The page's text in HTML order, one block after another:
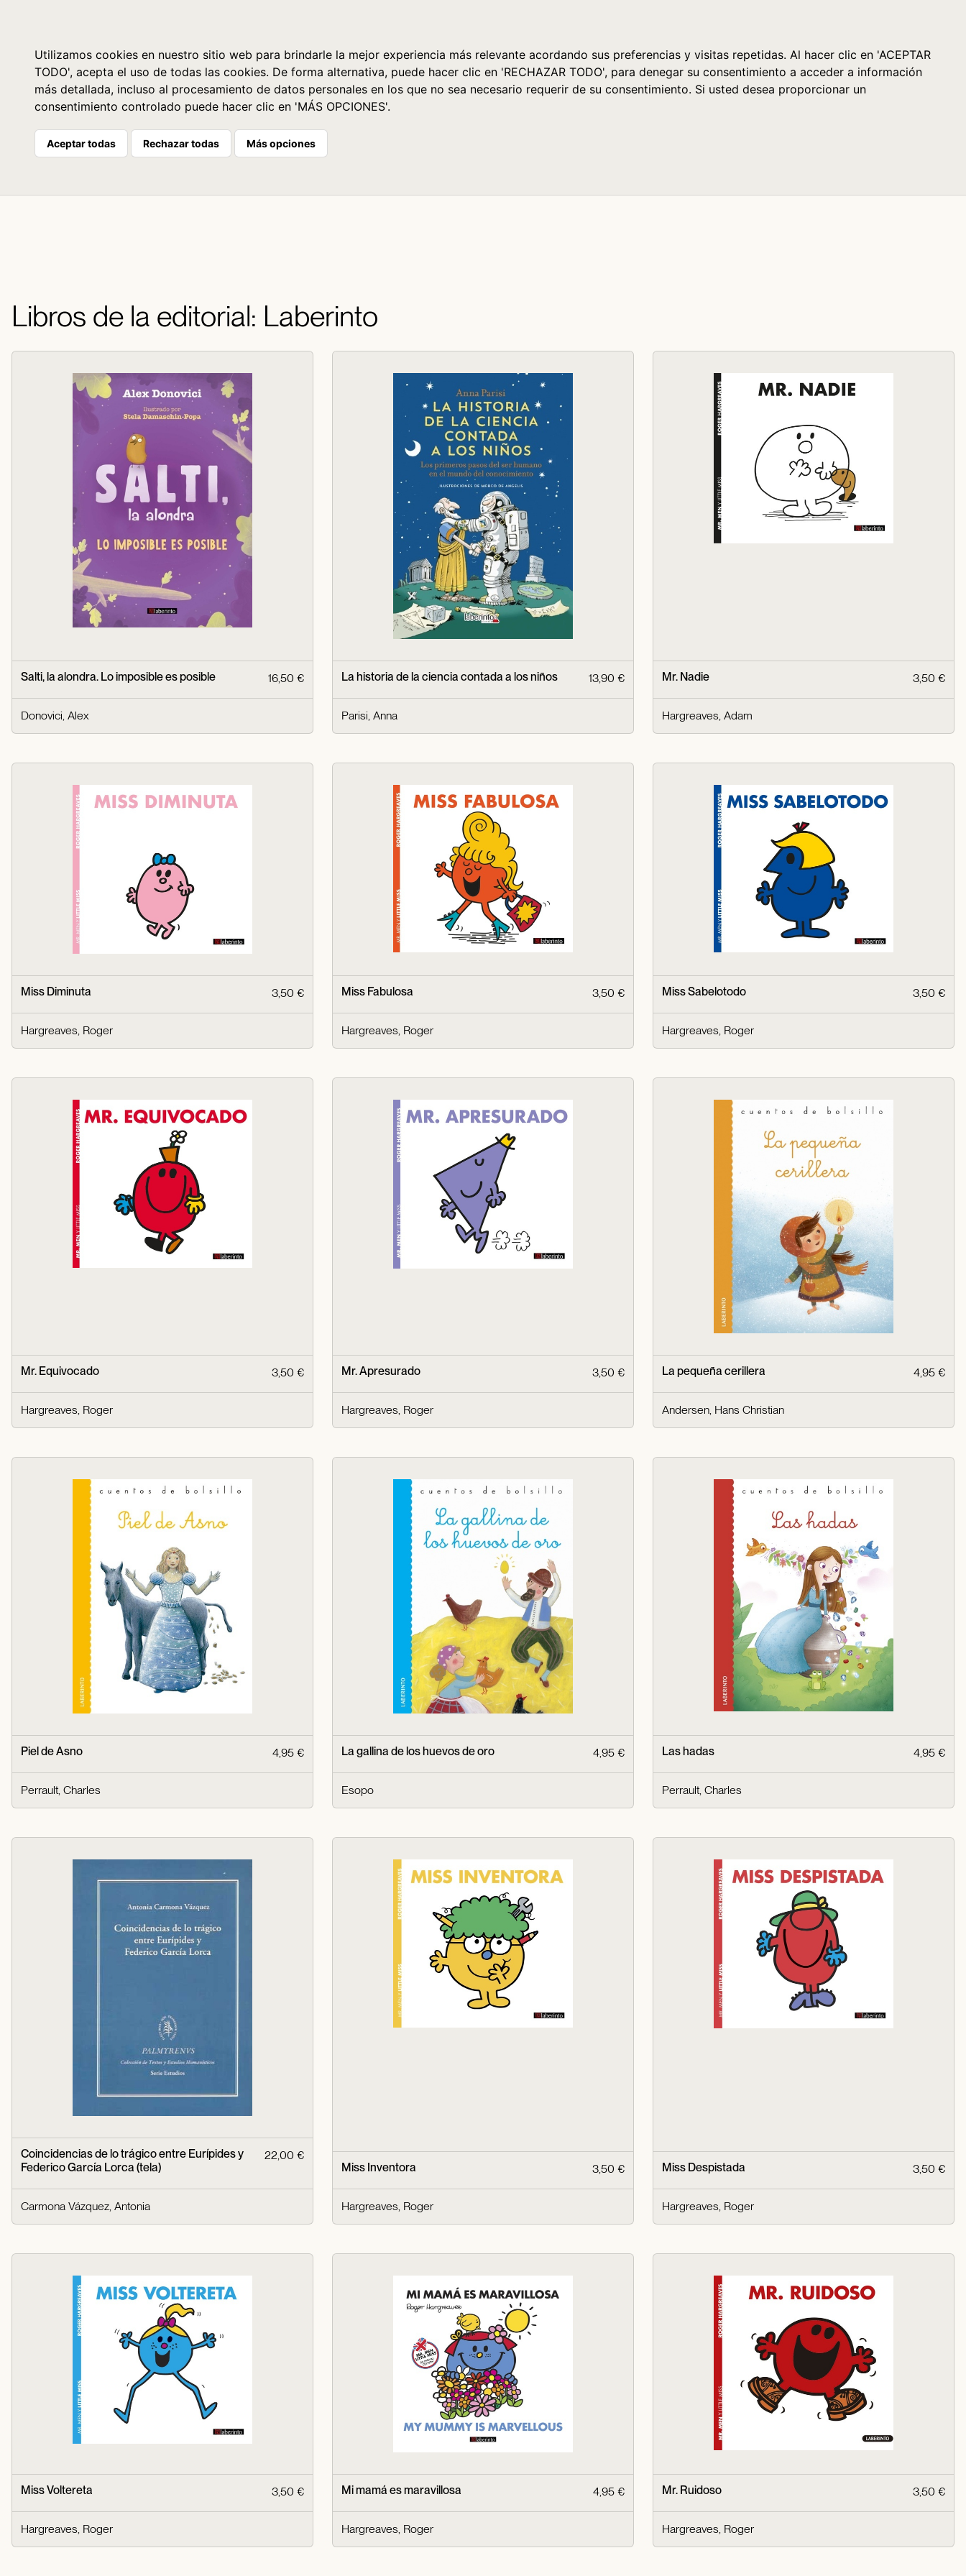
Utilizamos cookies en nuestro sitio web para brindarle la mejor experiencia más relevante acordando sus preferencias y visitas repetidas. Al hacer clic en 'ACEPTAR
TODO', acepta el uso de todas las cookies. De forma alternativa, puede hacer clic en 'RECHAZAR TODO', para denegar su consentimiento a acceder a información
más detallada, incluso al procesamiento de datos personales en los que no sea necesario requerir de su consentimiento. Si usted desea proporcionar un
consentimiento controlado puede hacer clic en 'MÁS OPCIONES'.
Aceptar todas Rechazar todas Más opciones
Libros de la editorial: Laberinto
Salti, la alondra. Lo imposible es posible 16,50 €
Donovici, Alex
La historia de la ciencia contada a los niños 13,90 €
Parisi, Anna
Mr. Nadie 3,50 €
Hargreaves, Adam
Miss Diminuta 3,50 €
Hargreaves, Roger
Miss Fabulosa 3,50 €
Hargreaves, Roger
Miss Sabelotodo 3,50 €
Hargreaves, Roger
Mr. Equivocado 3,50 €
Hargreaves, Roger
Mr. Apresurado 3,50 €
Hargreaves, Roger
La pequeña cerillera 4,95 €
Andersen, Hans Christian
Piel de Asno 4,95 €
Perrault, Charles
La gallina de los huevos de oro 4,95 €
Esopo
Las hadas 4,95 €
Perrault, Charles
Coincidencias de lo trágico entre Eurípides y
Federico García Lorca (tela)
22,00 €
Carmona Vázquez, Antonia
Miss Inventora 3,50 €
Hargreaves, Roger
Miss Despistada 3,50 €
Hargreaves, Roger
Miss Voltereta 3,50 €
Hargreaves, Roger
Mi mamá es maravillosa 4,95 €
Hargreaves, Roger
Mr. Ruidoso 3,50 €
Hargreaves, Roger